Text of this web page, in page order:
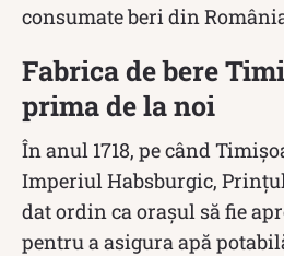
consumate beri din
Fabrica de bere
prima de la noi
În anul 1718, pe când
Imperiul Habsburgic,
dat ordin ca orașul să fie
pentru a asigura apă